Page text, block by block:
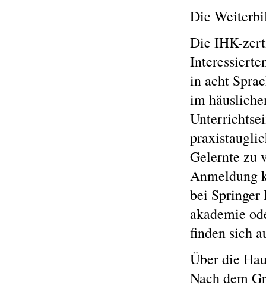
Die
Die IHK-
in acht
im
Gelernte zu
Anmeldung
bei Springer
akademie
finden sich
Über die
Nach dem